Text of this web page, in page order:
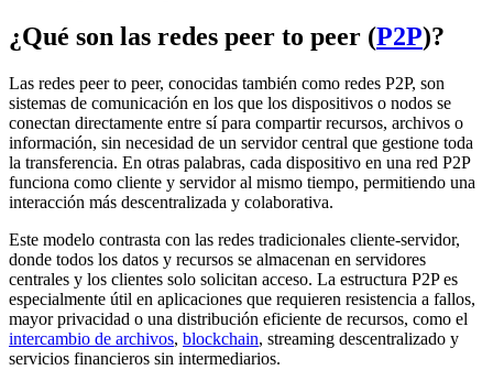
¿Qué son las redes peer to peer (P2P)?
Las redes peer to peer, conocidas también como redes P2P, son
sistemas de comunicación en los que los dispositivos o nodos se
conectan directamente entre sí para compartir recursos, archivos o
información, sin necesidad de un servidor central que gestione toda
la transferencia. En otras palabras, cada dispositivo en una red P2P
funciona como cliente y servidor al mismo tiempo, permitiendo una
interacción más descentralizada y colaborativa.
Este modelo contrasta con las redes tradicionales cliente-servidor,
donde todos los datos y recursos se almacenan en servidores
centrales y los clientes solo solicitan acceso. La estructura P2P es
especialmente útil en aplicaciones que requieren resistencia a fallos,
mayor privacidad o una distribución eficiente de recursos, como el
intercambio de archivos, blockchain, streaming descentralizado y
servicios financieros sin intermediarios.